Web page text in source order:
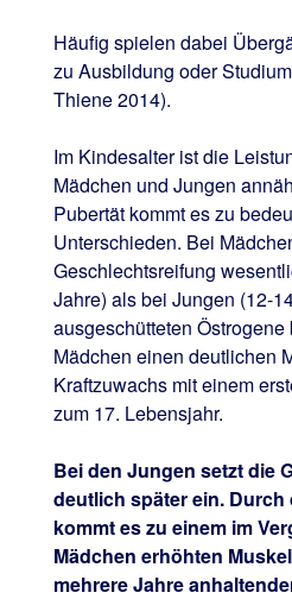
Häufig spielen dabei
zu Ausbildung oder
Thiene 2014).
Im Kindesalter ist die
Mädchen und Jungen
Pubertät kommt es zu
Unterschieden. Bei
Geschlechtsreifung
Jahre) als bei Jungen (12-
ausgeschütteten
Mädchen einen deutlichen
Kraftzuwachs mit einem
zum 17. Lebensjahr.
Bei den Jungen setzt die
deutlich später ein. Durch
kommt es zu einem im
Mädchen erhöhten
mehrere Jahre